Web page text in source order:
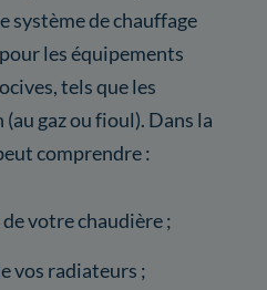
système de chauffage
les équipements
tels que les
gaz ou fioul). Dans la
comprendre :
votre chaudière ;
vos radiateurs ;